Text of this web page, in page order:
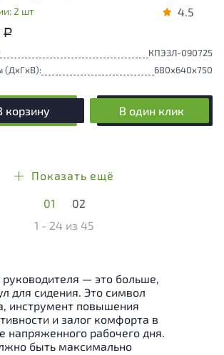
2 шт 4.5
Р
КПЭЗЛ-090725
(ДxГxВ):
680x640x750
корзину В один клик
Показать ещё
01
02
1 - 24 из 45
руководителя — это больше,
для сидения. Это символ
инструмент повышения
и залог комфорта в
напряженного рабочего дня.
быть максимально